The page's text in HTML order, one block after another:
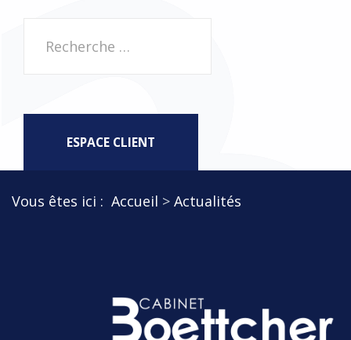
ESPACE CLIENT
Vous êtes ici : Accueil Actualités